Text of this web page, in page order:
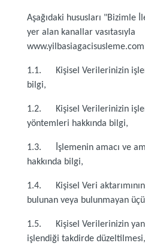
Aşağıdaki hususları "Bizimle
yer alan kanallar vasıtasıyla
1.1. Kişisel Verilerinizin
bilgi,
1.2. Kişisel Verilerinizin
yöntemleri hakkında bilgi,
1.3. İşlemenin amacı ve
hakkında bilgi,
1.4. Kişisel Veri aktarımının
bulunan veya bulunmayan
1.5. Kişisel Verilerinizin
işlendiği takdirde düzeltilmesi,